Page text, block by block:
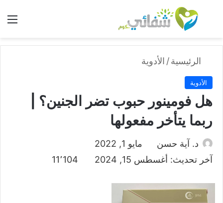
بحث عن
الرئيسية/ الأدوية
الأدوية
هل فومينور حبوب تضر الجنين؟ |
ربما يتأخر مفعولها
د. آية حسن
مايو 1, 2022
آخر تحديث: أغسطس 15, 2024
11٬104